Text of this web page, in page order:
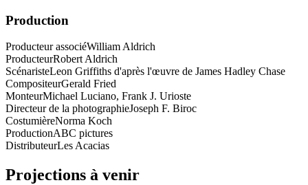
Production
Producteur associéWilliam Aldrich
ProducteurRobert Aldrich
ScénaristeLeon Griffiths d'après l'œuvre de James Hadley Chase
CompositeurGerald Fried
MonteurMichael Luciano, Frank J. Urioste
Directeur de la photographieJoseph F. Biroc
CostumièreNorma Koch
ProductionABC pictures
DistributeurLes Acacias
Projections à venir